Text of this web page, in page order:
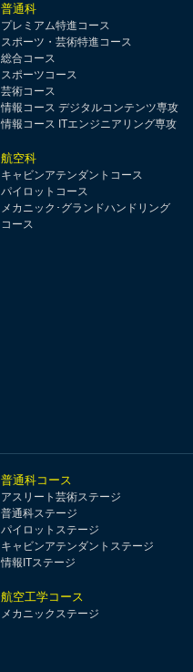
普通科
プレミアム特進コース
スポーツ・芸術特進コース
総合コース
スポーツコース
芸術コース
情報コース デジタルコンテンツ専攻
情報コース ITエンジニアリング専攻
航空科
キャビンアテンダントコース
パイロットコース
メカニック･グランドハンドリング
コース
普通科コース
アスリート芸術ステージ
普通科ステージ
パイロットステージ
キャビンアテンダントステージ
情報ITステージ
航空工学コース
メカニックステージ